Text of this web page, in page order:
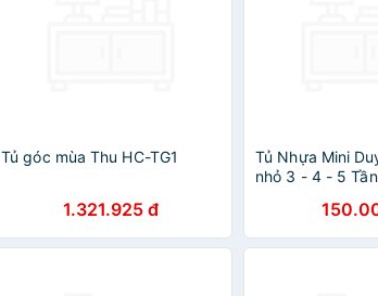
Tủ góc mùa Thu HC-TG1
1.321.925 đ
Tủ Nhựa Mini
nhỏ 3 - 4 - 5
Phòng, Mini Để
Giao ngẫu nhiên